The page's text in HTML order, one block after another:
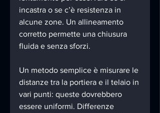
incastra o se c’è resistenza in
alcune zone. Un allineamento
corretto permette una chiusura
fluida e senza sforzi.
Un metodo semplice è misurare le
distanze tra la portiera e il telaio in
vari punti: queste dovrebbero
essere uniformi. Differenze